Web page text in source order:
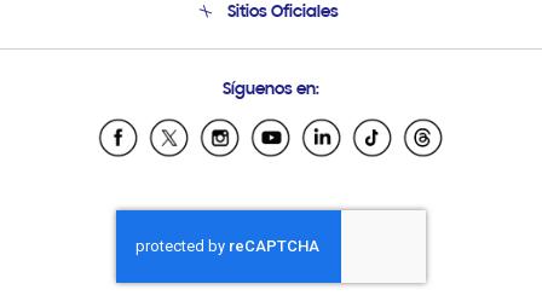
Condiciones de Compra
Soporte vía eMail
Sitios Oficiales
Samsung Ecuador
Samsung El Salvador
Samsung Honduras
Samsung Nicaragua
Samsung Panamá
Síguenos en: